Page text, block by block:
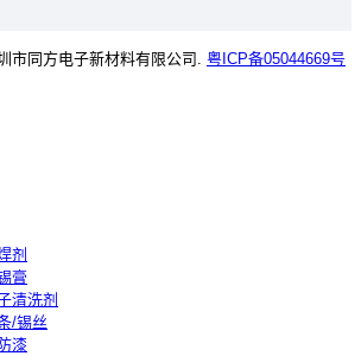
市同方电子新材料有限公司. 粤ICP备05044669号
剂
膏
清洗剂
/锡丝
漆